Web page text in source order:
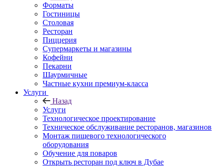
Форматы
Гостиницы
Столовая
Ресторан
Пиццерия
Супермаркеты и магазины
Кофейни
Пекарни
Шаурмичные
Частные кухни премиум-класса
Услуги
Назад
Услуги
Технологическое проектирование
Техническое обслуживание ресторанов, магазинов
Монтаж пищевого технологического
оборудования
Обучение для поваров
Открыть ресторан под ключ в Дубае